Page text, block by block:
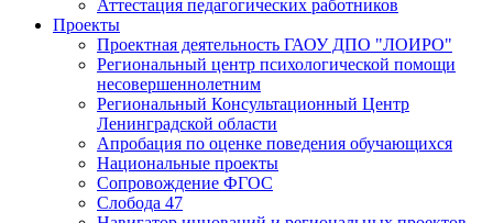
Аттестация педагогических работников
Проекты
Проектная деятельность ГАОУ ДПО "ЛОИРО"
Региональный центр психологической помощи
несовершеннолетним
Региональный Консультационный Центр
Ленинградской области
Апробация по оценке поведения обучающихся
Национальные проекты
Сопровождение ФГОС
Слобода 47